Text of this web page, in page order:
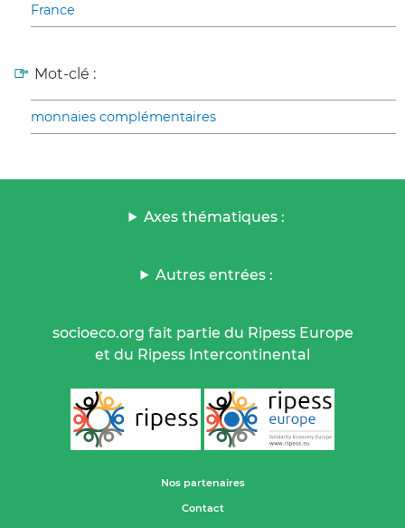
France
Mot-clé :
monnaies complémentaires
Axes thématiques :
Autres entrées :
socioeco.org fait partie du Ripess Europe
et du Ripess Intercontinental
Nos partenaires
Contact